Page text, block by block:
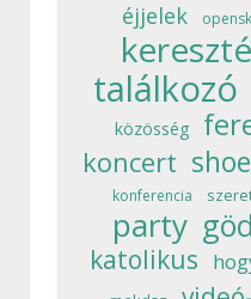
éjjelek
találkozó
közösség
koncert
konferencia
party
katolikus